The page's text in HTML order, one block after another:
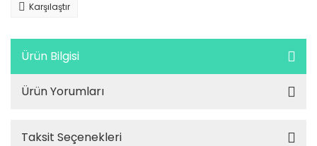
Karşılaştır
Ürün Bilgisi
Ürün Yorumları
Taksit Seçenekleri